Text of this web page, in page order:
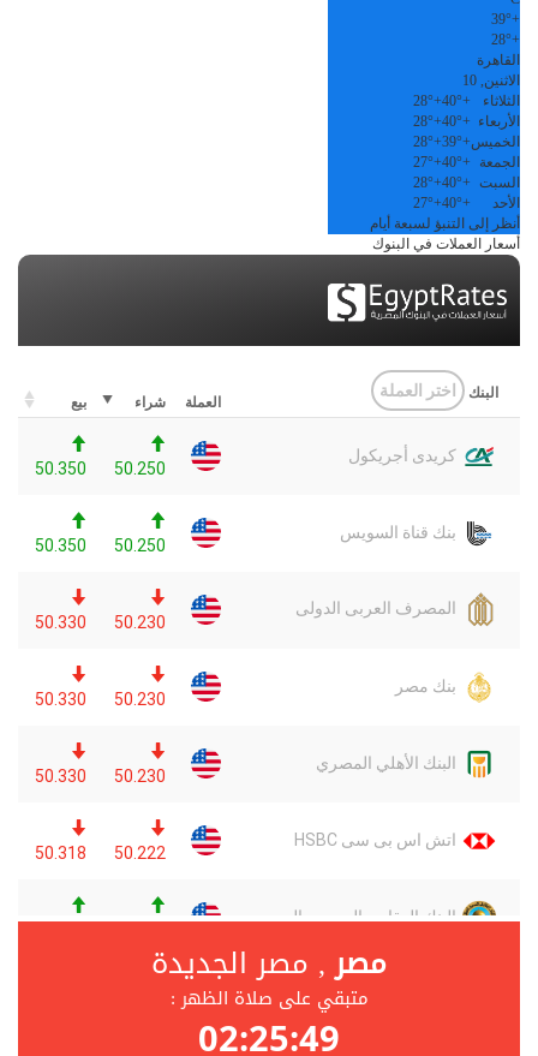
+
39°
+
28°
القاهرة
الاثنين, 10
الثلاثاء
+
40°
+
28°
الأربعاء +
40°
+
28°
الخميس+
39°
+
28°
الجمعة
+
40°
+
27°
السبت +
40°
+
28°
الأحد
+
40°
+
27°
أنظر إلى التنبؤ لسبعة أيام
أسعار العملات في البنوك